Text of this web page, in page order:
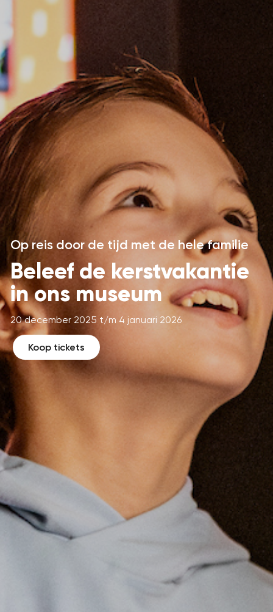
Op reis door de tijd met de hele familie
Beleef de kerstvakantie
in ons museum
20 december 2025 t/m 4 januari 2026
Koop tickets